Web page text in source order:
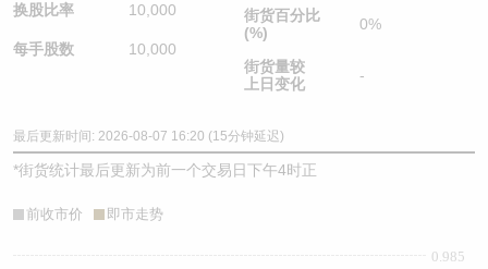
换股比率 10,000
每手股数 10,000
街货百分比
(%)
0%
街货量较
上日变化
-
最后更新时间: 2026-08-07 16:20 (15分钟延迟)
*街货统计最后更新为前一个交易日下午4时正
前收市价 即市走势
0.985